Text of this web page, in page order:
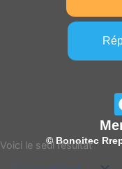
Voici le seul résultat
© Bonoitec